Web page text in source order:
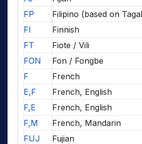
FP
Filipino (based on
FI
Finnish
FT
Fiote / Vili
FON
Fon / Fongbe
F
French
E,F
French, English
F,E
French, English
F,M
French, Mandarin
FUJ
Fujian